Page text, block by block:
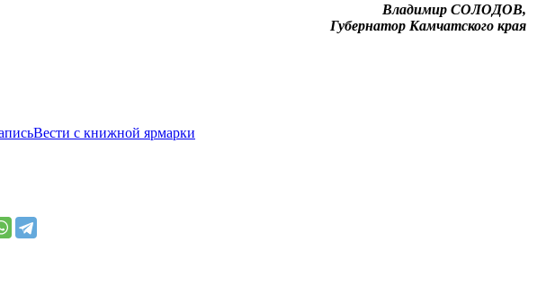
Владимир СОЛОДОВ,
Губернатор Камчатского края
Вести с книжной ярмарки